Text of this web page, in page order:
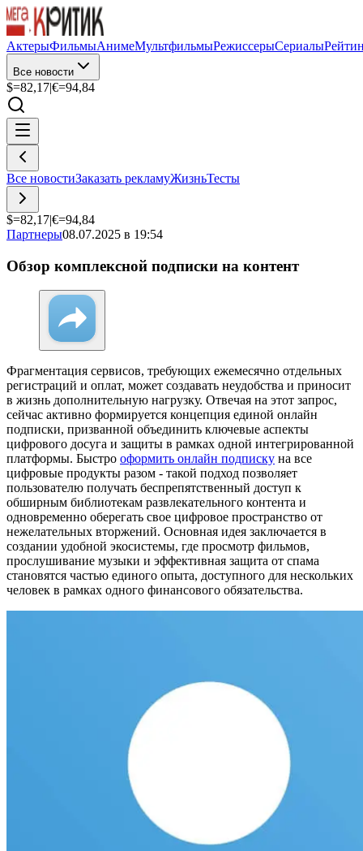
АктерыФильмыАнимеМультфильмыРежиссерыСериалы
Все новости
$=82,17|€=94,84
Все новостиЗаказать рекламуЖизньТесты
$=82,17|€=94,84
Партнеры08.07.2025 в 19:54
Обзор комплексной подписки на контент
Фрагментация сервисов, требующих ежемесячно отдельных
регистраций и оплат, может создавать неудобства и приносит
в жизнь дополнительную нагрузку. Отвечая на этот запрос,
сейчас активно формируется концепция единой онлайн
подписки, призванной объединить ключевые аспекты
цифрового досуга и защиты в рамках одной интегрированной
платформы. Быстро оформить онлайн подписку на все
цифровые продукты разом - такой подход позволяет
пользователю получать беспрепятственный доступ к
обширным библиотекам развлекательного контента и
одновременно оберегать свое цифровое пространство от
нежелательных вторжений. Основная идея заключается в
создании удобной экосистемы, где просмотр фильмов,
прослушивание музыки и эффективная защита от спама
становятся частью единого опыта, доступного для нескольких
человек в рамках одного финансового обязательства.